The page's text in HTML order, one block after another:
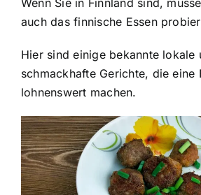
auch das finnische Essen
Hier sind einige bekannte lokale
schmackhafte Gerichte, die eine
lohnenswert machen.